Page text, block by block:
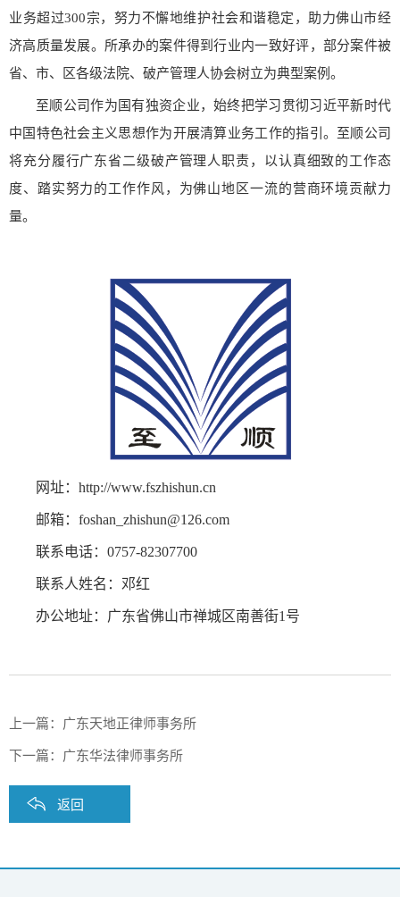
业务超过300宗，努力不懈地维护社会和谐稳定，助力佛山市经
济高质量发展。所承办的案件得到行业内一致好评，部分案件被
省、市、区各级法院、破产管理人协会树立为典型案例。
至顺公司作为国有独资企业，始终把学习贯彻习近平新时代
中国特色社会主义思想作为开展清算业务工作的指引。
至顺公司
将充分履行广东省二级破产管理人职责，以认真细致的工作态
度、踏实努力的工作作风，为佛山地区一流的营商环境贡献力
量。
网址：http://www.fszhishun.cn
邮箱：foshan_zhishun@126.com
联系电话：0757-82307700
联系人姓名：邓红
办公地址：广东省佛山市禅城区南善街1号
上一篇： 广东天地正律师事务所
下一篇： 广东华法律师事务所
返回